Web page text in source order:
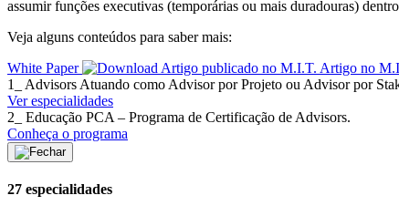
assumir funções executivas (temporárias ou mais duradouras)
Veja alguns conteúdos para saber mais:
White Paper
Artigo publicado no M.I.T. Artigo no
1_ Advisors Atuando como Advisor por Projeto ou Advisor por
Ver especialidades
2_ Educação PCA – Programa de Certificação de Advisors.
Conheça o programa
27 especialidades